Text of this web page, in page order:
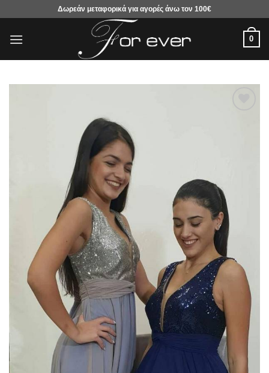
περιεχόμενο
Δωρεάν μεταφορικά για αγορές άνω τον 100€
0